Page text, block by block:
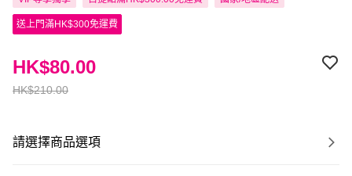
送上門滿HK$300免運費
HK$210.00
HK$80.00
請選擇商品選項